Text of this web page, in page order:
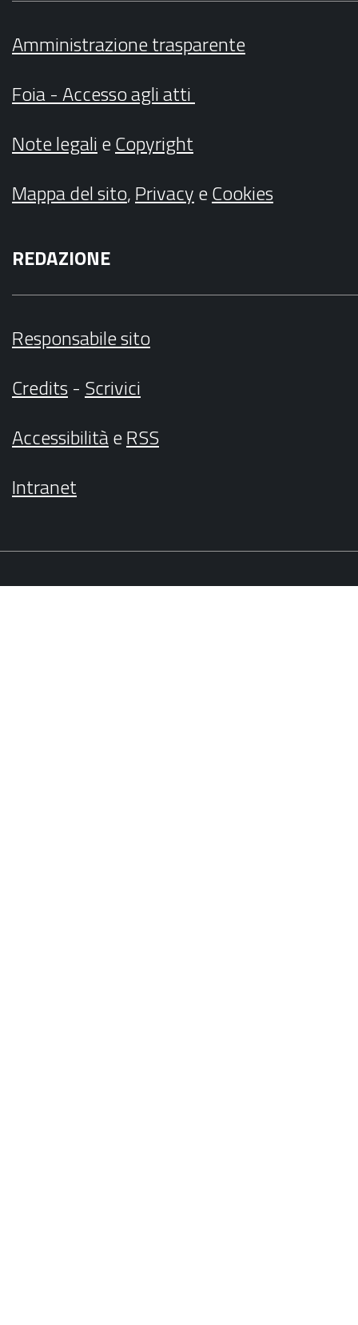
Amministrazione trasparente
Foia - Accesso agli atti
Note legalieCopyright
Mappa del sito,PrivacyeCookies
REDAZIONE
Responsabile sito
Credits- Scrivici
AccessibilitàeRSS
Intranet